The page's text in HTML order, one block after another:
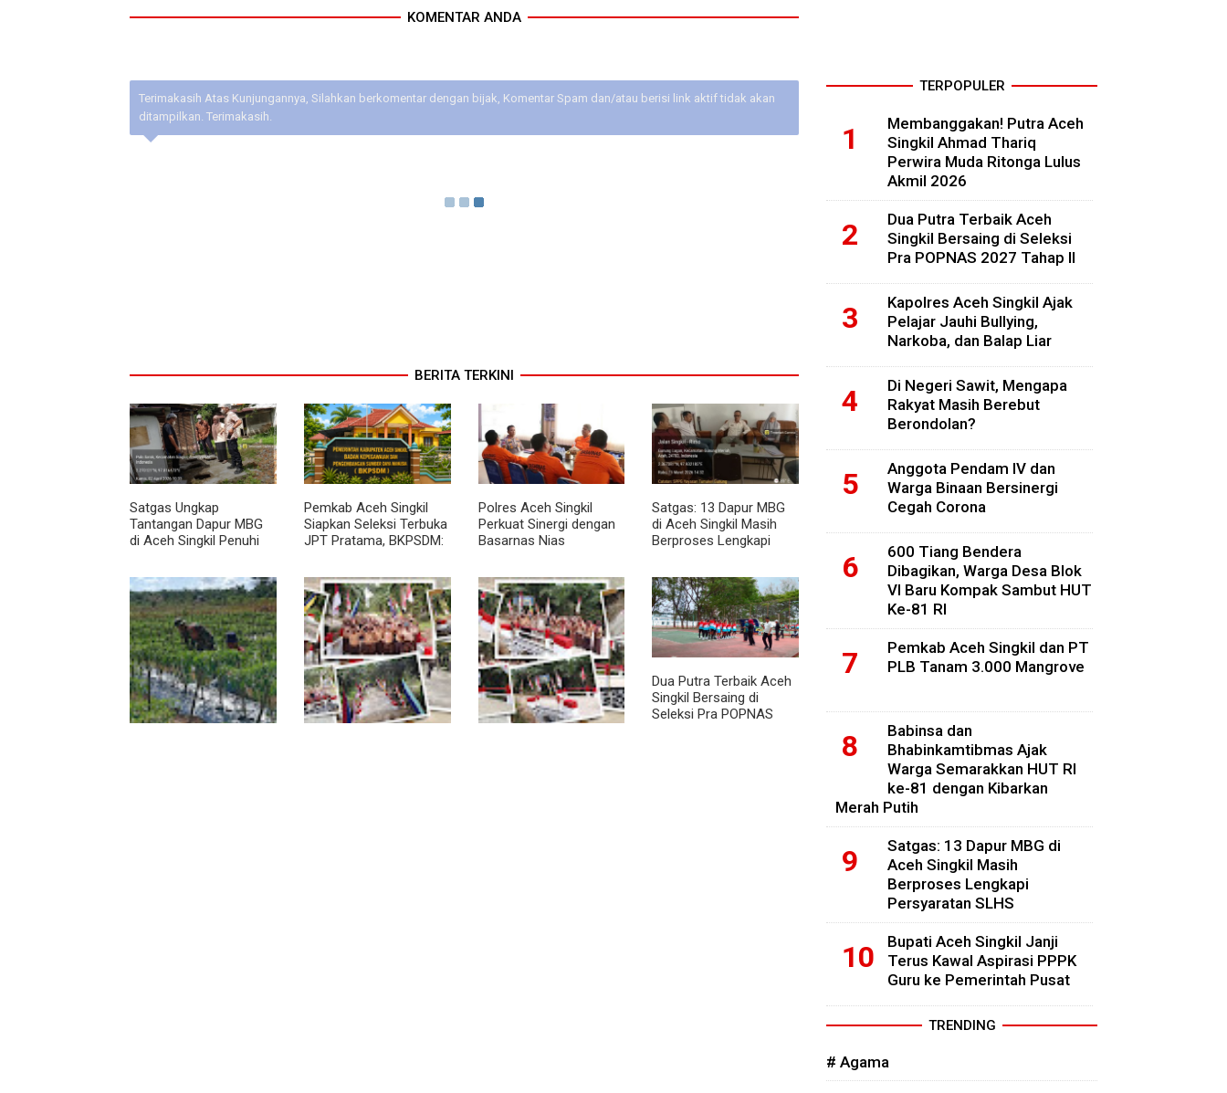
KOMENTAR ANDA
Terimakasih Atas Kunjungannya, Silahkan berkomentar dengan bijak, Komentar Spam dan/atau berisi link aktif tidak akan
ditampilkan. Terimakasih.
BERITA TERKINI
Satgas Ungkap
Tantangan Dapur MBG
di Aceh Singkil Penuhi
Pemkab Aceh Singkil
Siapkan Seleksi Terbuka
JPT Pratama, BKPSDM:
Polres Aceh Singkil
Perkuat Sinergi dengan
Basarnas Nias
Satgas: 13 Dapur MBG
di Aceh Singkil Masih
Berproses Lengkapi
Dua Putra Terbaik Aceh
Singkil Bersaing di
Seleksi Pra POPNAS
TERPOPULER
Membanggakan! Putra Aceh
Singkil Ahmad Thariq
Perwira Muda Ritonga Lulus
Akmil 2026
Dua Putra Terbaik Aceh
Singkil Bersaing di Seleksi
Pra POPNAS 2027 Tahap II
Kapolres Aceh Singkil Ajak
Pelajar Jauhi Bullying,
Narkoba, dan Balap Liar
Di Negeri Sawit, Mengapa
Rakyat Masih Berebut
Berondolan?
Anggota Pendam IV dan
Warga Binaan Bersinergi
Cegah Corona
600 Tiang Bendera
Dibagikan, Warga Desa Blok
VI Baru Kompak Sambut HUT
Ke-81 RI
Pemkab Aceh Singkil dan PT
PLB Tanam 3.000 Mangrove
Babinsa dan
Bhabinkamtibmas Ajak
Warga Semarakkan HUT RI
ke-81 dengan Kibarkan
Merah Putih
Satgas: 13 Dapur MBG di
Aceh Singkil Masih
Berproses Lengkapi
Persyaratan SLHS
Bupati Aceh Singkil Janji
Terus Kawal Aspirasi PPPK
Guru ke Pemerintah Pusat
TRENDING
# Agama